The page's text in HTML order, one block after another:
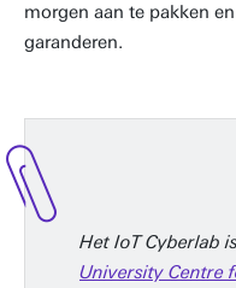
morgen aan te pakken
garanderen.
Het IoT Cyberlab
University Centre